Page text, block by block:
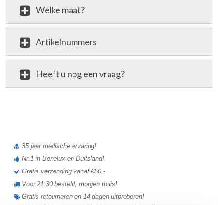
Welke maat?
Artikelnummers
Heeft u nog een vraag?
35 jaar medische ervaring!
Nr.1 in Benelux en Duitsland!
Gratis verzending vanaf €50,-
Voor 21:30 besteld, morgen thuis!
Gratis retourneren en 14 dagen uitproberen!